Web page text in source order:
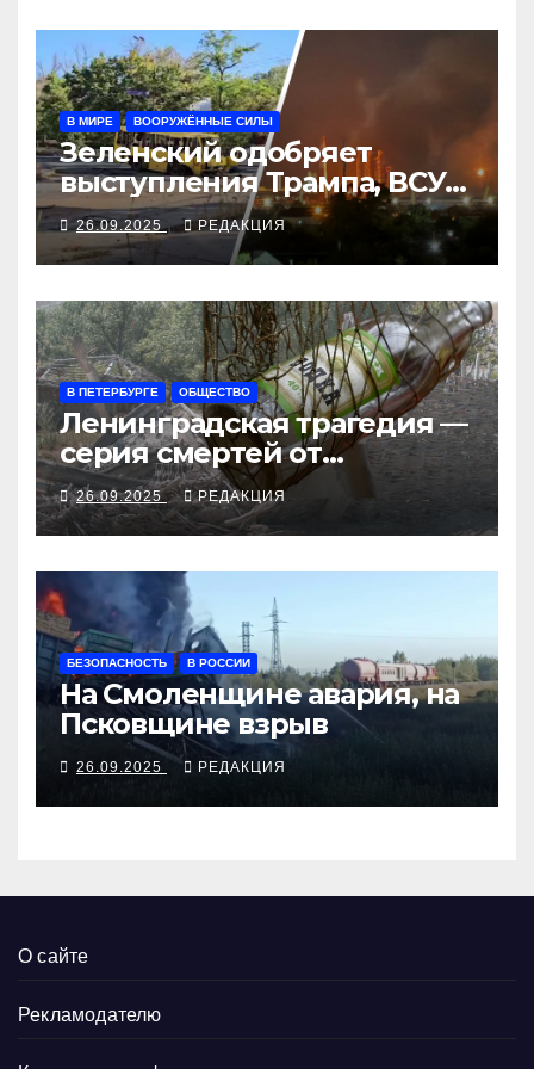
В МИРЕ ВООРУЖЁННЫЕ СИЛЫ
Зеленский одобряет
выступления Трампа, ВСУ
закрыли Добропольский
рубеж
26.09.2025 РЕДАКЦИЯ
В ПЕТЕРБУРГЕ ОБЩЕСТВО
Ленинградская трагедия —
серия смертей от
алкосуррогата
26.09.2025 РЕДАКЦИЯ
БЕЗОПАСНОСТЬ В РОССИИ
На Смоленщине авария, на
Псковщине взрыв
26.09.2025 РЕДАКЦИЯ
О сайте
Рекламодателю